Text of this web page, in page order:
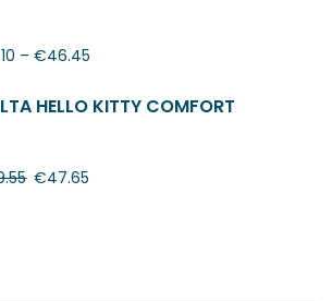
– €46.45
HELLO KITTY COMFORT
€47.65